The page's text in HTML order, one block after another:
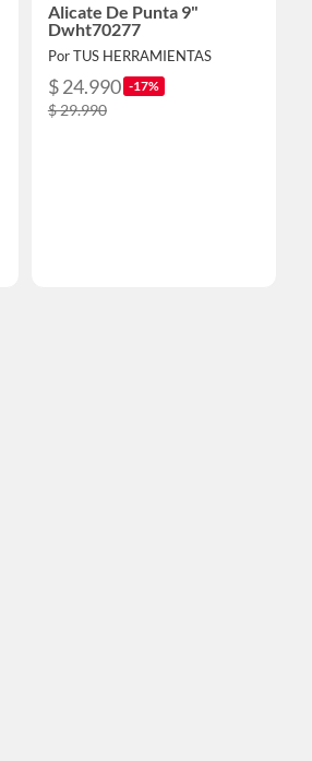
Alicate De Punta 9"
Dwht70277
Por TUS HERRAMIENTAS
$ 24.990 -17%
$ 29.990